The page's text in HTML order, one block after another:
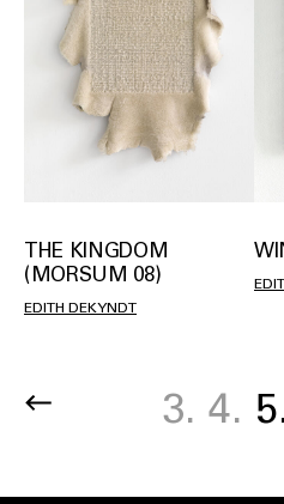
THE KINGDOM
(MORSUM 08)
EDITH DEKYNDT
Pagination Page
3. 4.